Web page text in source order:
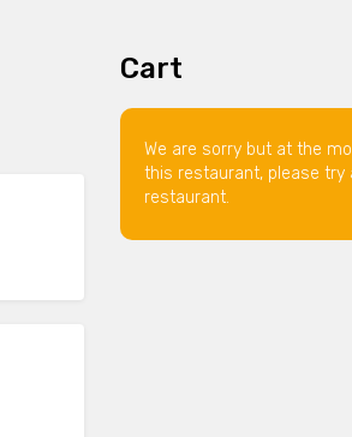
Cart
We are sorry but at the
this restaurant, please try
restaurant.